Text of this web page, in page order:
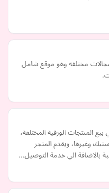
مختلفه وهو موقع شامل
المنتجات الورقية المختلفة،
وغيرها، ويقدم المتجر
بالاضافة الي خدمة التوصيل…